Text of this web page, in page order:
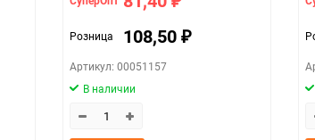
Розница 108,50 ₽
Артикул: 00051157
В наличии